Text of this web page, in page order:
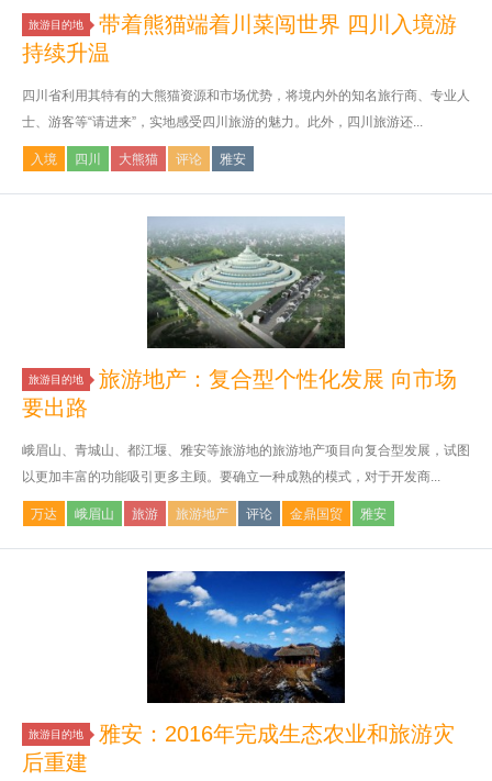
旅游目的地
带着熊猫端着川菜闯世界 四川入境游
持续升温
四川省利用其特有的大熊猫资源和市场优势，将境内外的知名旅行商、专业人
士、游客等“请进来”，实地感受四川旅游的魅力。此外，四川旅游还...
入境 四川 大熊猫 评论 雅安
旅游目的地
旅游地产：复合型个性化发展 向市场
要出路
峨眉山、青城山、都江堰、雅安等旅游地的旅游地产项目向复合型发展，试图
以更加丰富的功能吸引更多主顾。要确立一种成熟的模式，对于开发商...
万达 峨眉山 旅游 旅游地产 评论 金鼎国贸 雅安
旅游目的地
雅安：2016年完成生态农业和旅游灾
后重建